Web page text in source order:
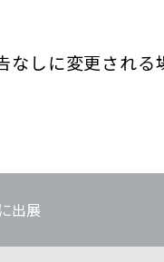
しに変更される
出展